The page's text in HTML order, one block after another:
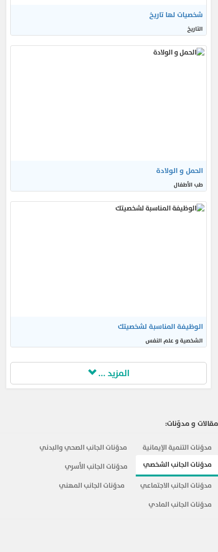
شخصيات لها تاريخ
التاريخ
الحمل و الولادة
طب الأطفال
الوظيفة المناسبة لشخصيتك
الشخصية و علم النفس
المزيد ...
مقالات و مدوّنات:
مدوّنات التنمية الإيمانية
مدوّنات الجانب الصحي والبدني
مدوّنات الجانب الشخصي
مدوّنات الجانب الأسري
مدوّنات الجانب الاجتماعي
مدوّنات الجانب المهني
مدوّنات الجانب المادي